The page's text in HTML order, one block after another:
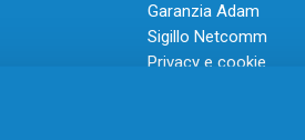
Garanzia Adam
Sigillo Netcomm
Privacy e cookie